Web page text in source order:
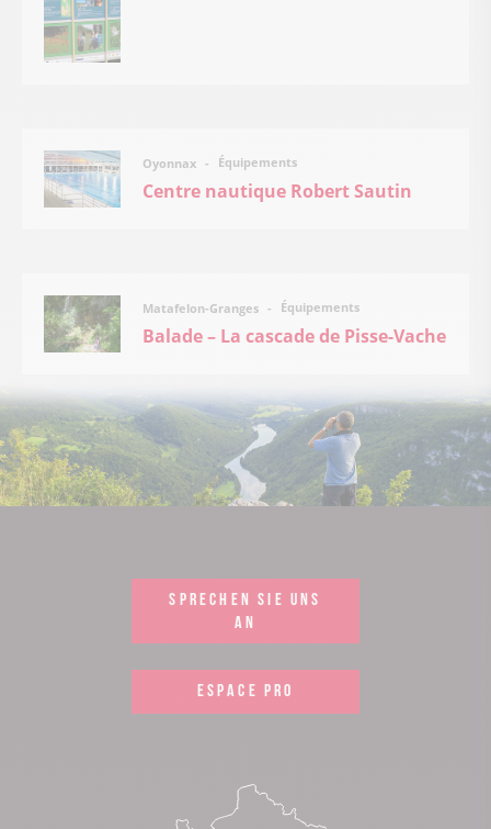
Oyonnax Équipements
Centre nautique Robert Sautin
Matafelon-Granges Équipements
Balade – La cascade de Pisse-Vache
SPRECHEN SIE UNS
AN
ESPACE PRO